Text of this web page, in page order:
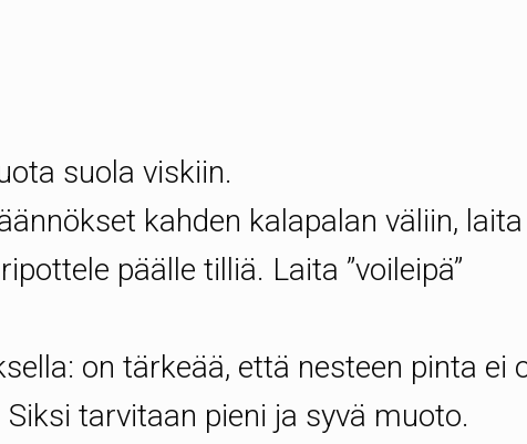
suola viskiin.
kahden kalapalan väliin,
päälle tilliä. Laita ”voileipä”
on tärkeää, että nesteen pinta ei
tarvitaan pieni ja syvä muoto.